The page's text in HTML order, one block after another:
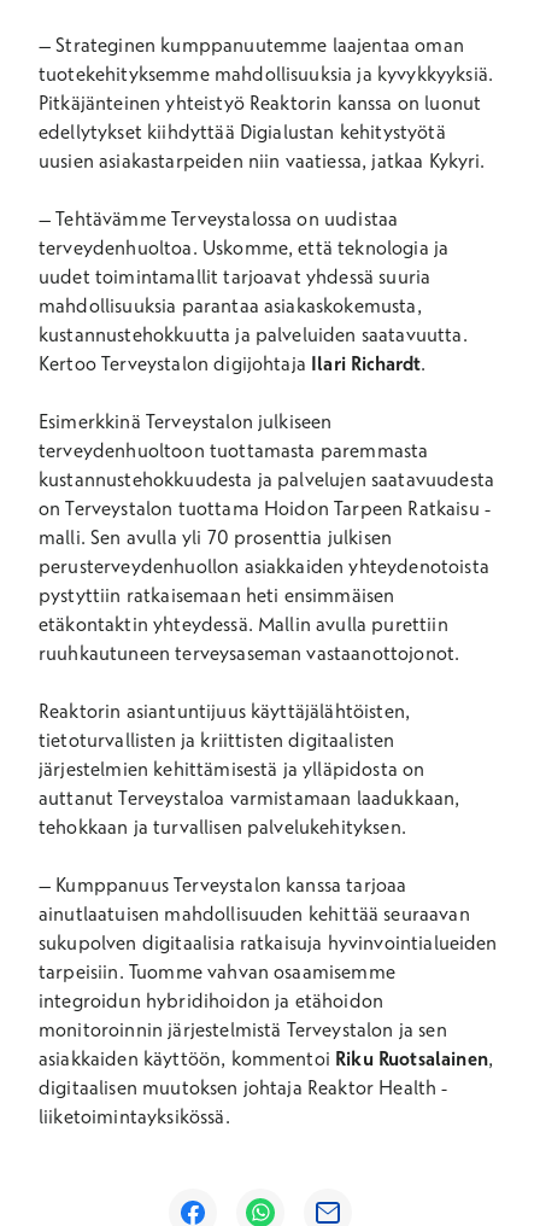
– Strateginen kumppanuutemme laajentaa oman
tuotekehityksemme mahdollisuuksia ja kyvykkyyksiä.
Pitkäjänteinen yhteistyö Reaktorin kanssa on luonut
edellytykset kiihdyttää Digialustan kehitystyötä
uusien asiakastarpeiden niin vaatiessa, jatkaa Kykyri.
– Tehtävämme Terveystalossa on uudistaa
terveydenhuoltoa. Uskomme, että teknologia ja
uudet toimintamallit tarjoavat yhdessä suuria
mahdollisuuksia parantaa asiakaskokemusta,
kustannustehokkuutta ja palveluiden saatavuutta.
Kertoo Terveystalon digijohtaja Ilari Richardt.
Esimerkkinä Terveystalon julkiseen
terveydenhuoltoon tuottamasta paremmasta
kustannustehokkuudesta ja palvelujen saatavuudesta
on Terveystalon tuottama Hoidon Tarpeen Ratkaisu -
malli. Sen avulla yli 70 prosenttia julkisen
perusterveydenhuollon asiakkaiden yhteydenotoista
pystyttiin ratkaisemaan heti ensimmäisen
etäkontaktin yhteydessä. Mallin avulla purettiin
ruuhkautuneen terveysaseman vastaanottojonot.
Reaktorin asiantuntijuus käyttäjälähtöisten,
tietoturvallisten ja kriittisten digitaalisten
järjestelmien kehittämisestä ja ylläpidosta on
auttanut Terveystaloa varmistamaan laadukkaan,
tehokkaan ja turvallisen palvelukehityksen.
– Kumppanuus Terveystalon kanssa tarjoaa
ainutlaatuisen mahdollisuuden kehittää seuraavan
sukupolven digitaalisia ratkaisuja hyvinvointialueiden
tarpeisiin. Tuomme vahvan osaamisemme
integroidun hybridihoidon ja etähoidon
monitoroinnin järjestelmistä Terveystalon ja sen
asiakkaiden käyttöön, kommentoi Riku Ruotsalainen,
digitaalisen muutoksen johtaja Reaktor Health -
liiketoimintayksikössä.
Avautuu uuteen ikkunaan
Avautuu uuteen ikkunaan
Avautuu uuteen ikkunaan